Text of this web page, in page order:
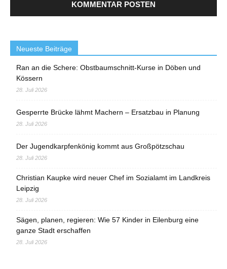
Neueste Beiträge
Ran an die Schere: Obstbaumschnitt-Kurse in Döben und
Kössern
28. Juli 2026
Gesperrte Brücke lähmt Machern – Ersatzbau in Planung
28. Juli 2026
Der Jugendkarpfenkönig kommt aus Großpötzschau
28. Juli 2026
Christian Kaupke wird neuer Chef im Sozialamt im Landkreis
Leipzig
28. Juli 2026
Sägen, planen, regieren: Wie 57 Kinder in Eilenburg eine
ganze Stadt erschaffen
28. Juli 2026